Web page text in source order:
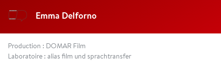
Emma Delforno
Production : DOMAR Film
Laboratoire : alias film und sprachtransfer